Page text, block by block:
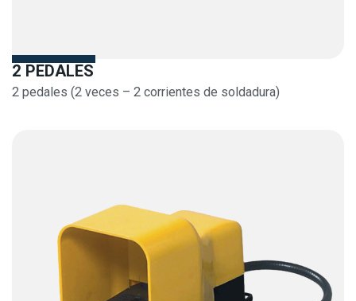
2 PEDALES
2 pedales (2 veces – 2 corrientes de soldadura)